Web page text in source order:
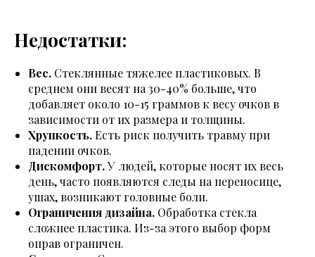
Недостатки:
Вес. Стеклянные тяжелее пластиковых. В
среднем они весят на 30-40% больше, что
добавляет около 10-15 граммов к весу очков в
зависимости от их размера и толщины.
Хрупкость.Есть риск получить травму при
падении очков.
Дискомфорт.У людей, которые носят их весь
день, часто появляются следы на переносице,
ушах, возникают головные боли.
Ограничения дизайна. Обработка стекла
сложнее пластика. Из-за этого выбор форм
оправ ограничен.